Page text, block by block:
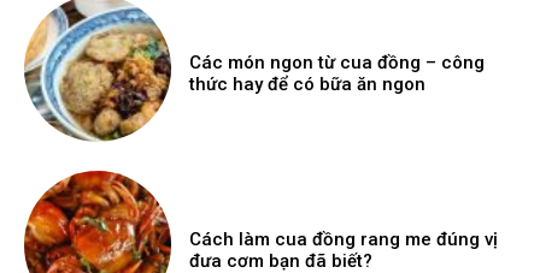
Các món ngon từ cua đồng – công
thức hay để có bữa ăn ngon
Cách làm cua đồng rang me đúng vị
đưa cơm bạn đã biết?